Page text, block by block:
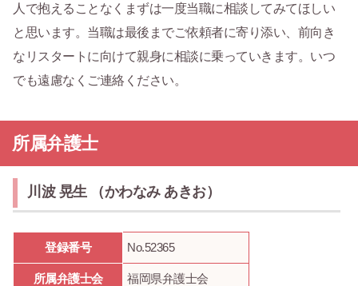
人で抱えることなくまずは一度当職に相談してみてほしい
と思います。当職は最後までご依頼者に寄り添い、前向き
なリスタートに向けて親身に相談に乗っていきます。いつ
でも遠慮なくご連絡ください。
所属弁護士
川波 晃生 （かわなみ あきお）
登録番号 No.52365
所属弁護士会 福岡県弁護士会